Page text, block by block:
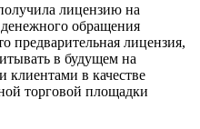
лицензию на
обращения
предварительная лицензия,
в будущем на
клиентами в качестве
торговой площадки